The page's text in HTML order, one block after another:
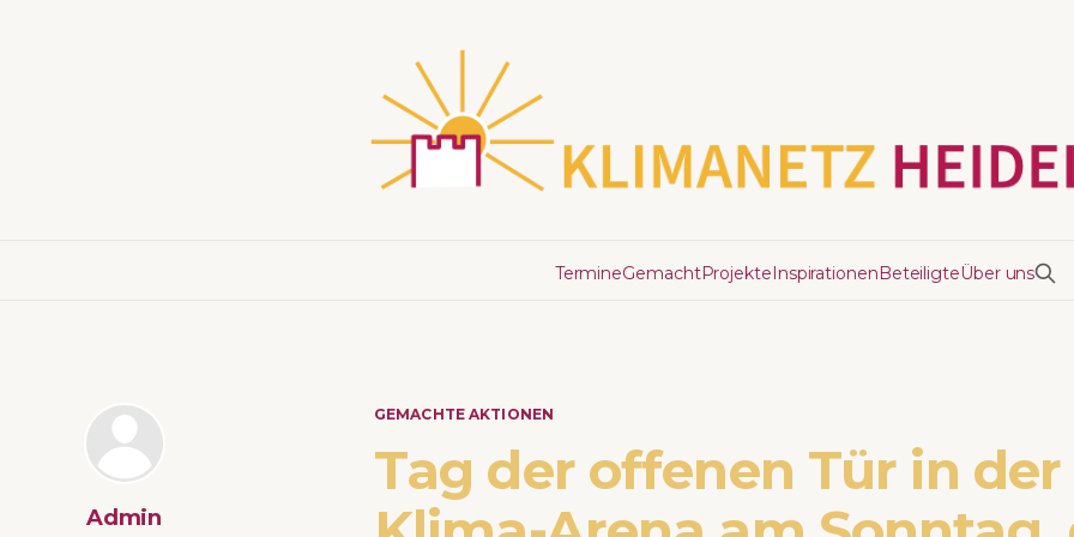
TermineGemachtProjekteInspirationenBeteiligteÜber uns
GEMACHTE AKTIONEN
Tag der offenen Tür in der
Admin